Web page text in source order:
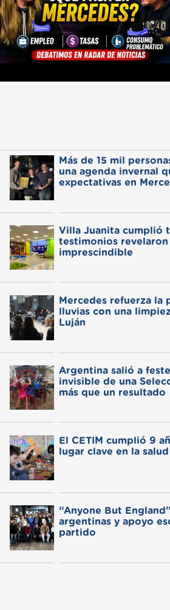
Más de 15 mil
una agenda invernal
expectativas en
Villa Juanita cumplió
testimonios
imprescindible
Mercedes refuerza la
lluvias con una
Luján
Argentina salió a
invisible de una
más que un resultado
El CETIM cumplió 9
lugar clave en la
“Anyone But
argentinas y apoyo
partido